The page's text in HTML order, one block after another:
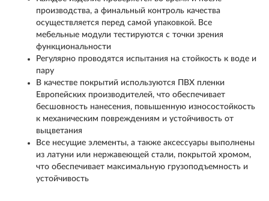
производства, а финальный контроль качества
осуществляется перед самой упаковкой. Все
мебельные модули тестируются с точки зрения
функциональности
Регулярно проводятся испытания на стойкость к воде и
пару
В качестве покрытий используются ПВХ пленки
Европейских производителей, что обеспечивает
бесшовность нанесения, повышенную износостойкость
к механическим повреждениям и устойчивость от
выцветания
Все несущие элементы, а также аксессуары выполнены
из латуни или нержавеющей стали, покрытой хромом,
что обеспечивает максимальную грузоподъемность и
устойчивость